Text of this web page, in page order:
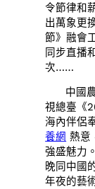
令節律和
出萬象更
節》融會
同步直播
次……
中國
視總臺《
海內伴侶
養網 熱意
強盛魅力
晚同中國
年夜的藝